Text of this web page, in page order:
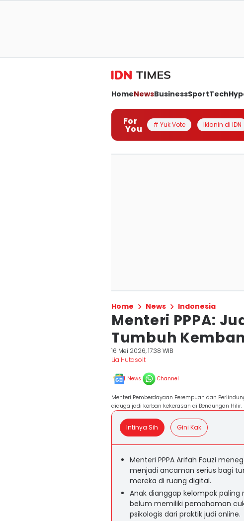
HomeNewsBusinessSportTech
For
You # Yuk Vote Iklanin di IDN
Home News Indonesia
Menteri PPPA:
Tumbuh
16 Mei 2026, 17:38 WIB
Lia Hutasoit
News Channel
Menteri Pemberdayaan Perempuan dan
diduga jadi korban kekerasan di Bendungan Hilir.
Intinya Sih Gini Kak
Menteri PPPA Arifah Fauzi
menjadi ancaman serius bagi
mereka di ruang digital.
Anak dianggap kelompok
belum memiliki pemahaman
psikologis dari praktik judi online.